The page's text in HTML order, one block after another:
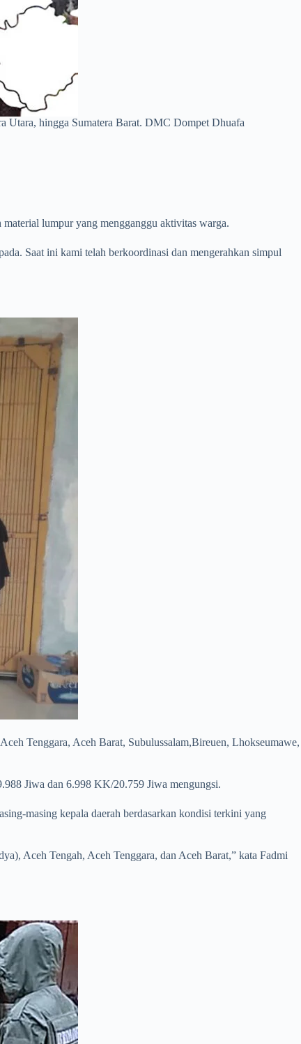
Utara, hingga Sumatera Barat. DMC Dompet Dhuafa
lumpur yang mengganggu aktivitas warga.
Saat ini kami telah berkoordinasi dan mengerahkan simpul
Tenggara, Aceh Barat, Subulussalam,Bireuen, Lhokseumawe,
Jiwa dan 6.998 KK/20.759 Jiwa mengungsi.
masing kepala daerah berdasarkan kondisi terkini yang
Aceh Tengah, Aceh Tenggara, dan Aceh Barat,” kata Fadmi